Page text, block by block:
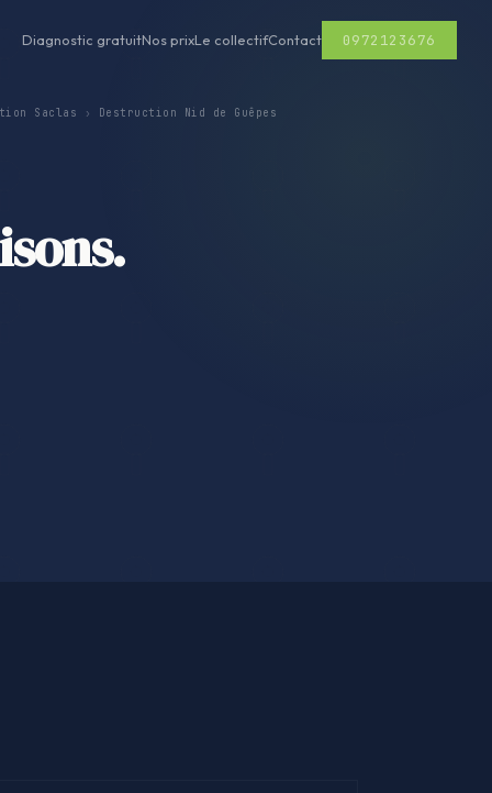
Diagnostic gratuitNos prixLe collectifContact 0972123676
Saclas ›
Destruction Nid de Guêpes